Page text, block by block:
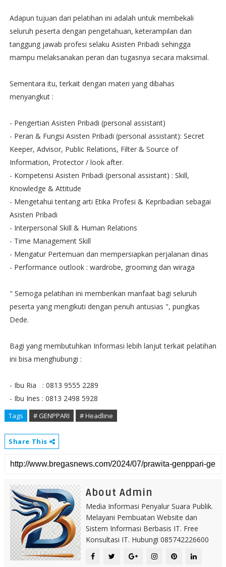
Adapun tujuan dari pelatihan ini adalah untuk membekali
seluruh peserta dengan pengetahuan, keterampilan dan
tanggung jawab profesi selaku Asisten Pribadi sehingga
mampu melaksanakan peran dan tugasnya secara maksimal.
Sementara itu, terkait dengan materi yang dibahas
menyangkut :
- Pengertian Asisten Pribadi (personal assistant)
- Peran & Fungsi Asisten Pribadi (personal assistant): Secret
Keeper, Advisor, Public Relations, Filter & Source of
Information, Protector / look after.
- Kompetensi Asisten Pribadi (personal assistant) : Skill,
Knowledge & Attitude
- Mengetahui tentang arti Etika Profesi & Kepribadian sebagai
Asisten Pribadi
- Interpersonal Skill & Human Relations
- Time Management Skill
- Mengatur Pertemuan dan mempersiapkan perjalanan dinas
- Performance outlook : wardrobe, grooming dan wiraga
" Semoga pelatihan ini memberikan manfaat bagi seluruh
peserta yang mengikuti dengan penuh antusias ", pungkas
Dede.
Bagi yang membutuhkan Informasi lebih lanjut terkait pelatihan
ini bisa menghubungi :
- Ibu Ria : 0813 9555 2289
- Ibu Ines : 0813 2498 5928
Tags # GENPPARI # Headline
Share This
About Admin
Media Informasi Penyalur Suara Publik.
Melayani Pembuatan Website dan
Sistem Informasi Berbasis IT. Free
Konsultasi IT. Hubungi 085742226600